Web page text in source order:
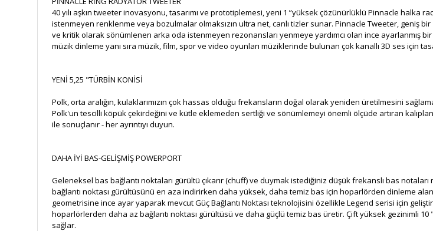
40 yılı aşkın tweeter inovasyonu, tasarımı ve prototiplemesi, yeni 1 ”yüksek çözünürlüklü Pinnacle halka
istenmeyen renklenme veya bozulmalar olmaksızın ultra net, canlı tizler sunar. Pinnacle Tweeter, geniş
ve kritik olarak sönümlenen arka oda istenmeyen rezonansları yenmeye yardımcı olan ince ayarlanmış
müzik dinleme yanı sıra müzik, film, spor ve video oyunları müziklerinde bulunan çok kanallı 3D ses için
YENİ 5,25 "TÜRBİN KONİSİ
Polk, orta aralığın, kulaklarımızın çok hassas olduğu frekansların doğal olarak yeniden üretilmesini
Polk'un tescilli köpük çekirdeğini ve kütle eklemeden sertliği ve sönümlemeyi önemli ölçüde artıran
ile sonuçlanır - her ayrıntıyı duyun.
DAHA İYİ BAS-GELİŞMİŞ POWERPORT
Geleneksel bas bağlantı noktaları gürültü çıkarır (chuff) ve duymak istediğiniz düşük frekanslı bas
bağlantı noktası gürültüsünü en aza indirirken daha yüksek, daha temiz bas için hoparlörden dinleme
geometrisine ince ayar yaparak mevcut Güç Bağlantı Noktası teknolojisini özellikle Legend serisi için
hoparlörlerden daha az bağlantı noktası gürültüsü ve daha güçlü temiz bas üretir. Çift yüksek gezinimli
sağlar.